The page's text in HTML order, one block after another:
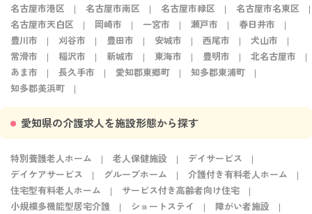
名古屋市港区
名古屋市南区 名古屋市緑区
名古屋市名東区
名古屋市天白区
岡崎市 一宮市 瀬戸市
春日井市
豊川市
刈谷市 豊田市 安城市 西尾市
犬山市
常滑市
稲沢市 新城市 東海市 豊明市
北名古屋市
あま市
長久手市 愛知郡東郷町
知多郡東浦町
知多郡美浜町
愛知県の介護求人を施設形態から探す
特別養護老人ホーム 老人保健施設
デイサービス
デイケアサービス
グループホーム
介護付き有料老人ホーム
住宅型有料老人ホーム
サービス付き高齢者向け住宅
小規模多機能型居宅介護
ショートステイ
障がい者施設